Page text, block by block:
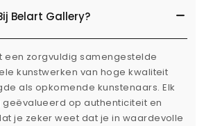
Belart Gallery?
een zorgvuldig samengestelde
kunstwerken van hoge kwaliteit
als opkomende kunstenaars. Elk
op authenticiteit en
je zeker weet dat je in waardevolle